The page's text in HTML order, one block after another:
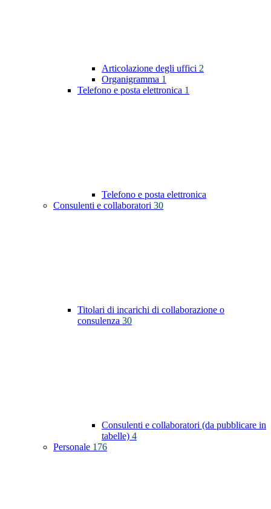
Articolazione degli uffici 2
Organigramma 1
Telefono e posta elettronica 1
Telefono e posta elettronica
Consulenti e collaboratori 30
Titolari di incarichi di collaborazione o
consulenza 30
Consulenti e collaboratori (da pubblicare in
tabelle) 4
Personale 176